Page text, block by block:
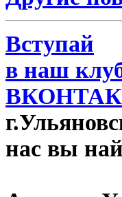
Вступай
в наш
нас вы